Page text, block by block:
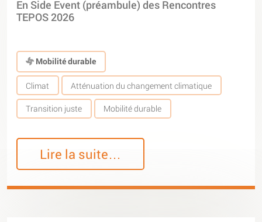
En Side Event (préambule) des Rencontres
TEPOS 2026
Mobilité durable
Climat Atténuation du changement climatique
Transition juste Mobilité durable
Lire la suite…